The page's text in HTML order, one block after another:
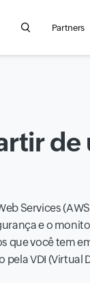
Search for
Partners
de
Services
e o
que você tem
pela VDI